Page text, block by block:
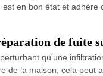
est en bon état et
de fuite
qu'une
de la maison, cela peut